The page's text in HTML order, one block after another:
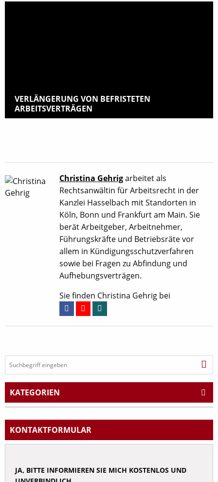
VERLÄNGERUNG VON BEFRISTETEN
ARBEITSVERTRÄGEN
Christina Gehrigarbeitet als
Rechtsanwältin für Arbeitsrecht in der
Kanzlei Hasselbach mit Standorten in
Köln, Bonn und Frankfurt am Main. Sie
berät Arbeitgeber, Arbeitnehmer,
Führungskräfte und Betriebsräte vor
allem in Kündigungsschutzverfahren
sowie bei Fragen zu Abfindung und
Aufhebungsverträgen.
Sie finden Christina Gehrig bei
KATEGORIEN
Abfindung
Abmahnung
Arbeitsvertrag
KONTAKTFORMULAR
JA, BITTE INFORMIEREN SIE MICH KOSTENLOS UND